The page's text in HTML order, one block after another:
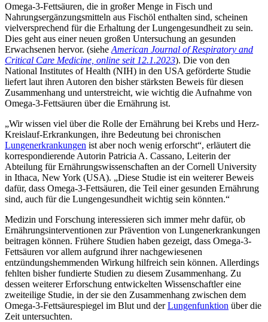
Omega-3-Fettsäuren, die in großer Menge in Fisch und
Nahrungsergänzungsmitteln aus Fischöl enthalten sind, scheinen
vielversprechend für die Erhaltung der Lungengesundheit zu sein.
Dies geht aus einer neuen großen Untersuchung an gesunden
Erwachsenen hervor. (siehe American Journal of Respiratory and
Critical Care Medicine, online seit 12.1.2023). Die von den
National Institutes of Health (NIH) in den USA geförderte Studie
liefert laut ihren Autoren den bisher stärksten Beweis für diesen
Zusammenhang und unterstreicht, wie wichtig die Aufnahme von
Omega-3-Fettsäuren über die Ernährung ist.
„Wir wissen viel über die Rolle der Ernährung bei Krebs und Herz-
Kreislauf-Erkrankungen, ihre Bedeutung bei chronischen
Lungenerkrankungen ist aber noch wenig erforscht“, erläutert die
korrespondierende Autorin Patricia A. Cassano, Leiterin der
Abteilung für Ernährungswissenschaften an der Cornell University
in Ithaca, New York (USA). „Diese Studie ist ein weiterer Beweis
dafür, dass Omega-3-Fettsäuren, die Teil einer gesunden Ernährung
sind, auch für die Lungengesundheit wichtig sein könnten.“
Medizin und Forschung interessieren sich immer mehr dafür, ob
Ernährungsinterventionen zur Prävention von Lungenerkrankungen
beitragen können. Frühere Studien haben gezeigt, dass Omega-3-
Fettsäuren vor allem aufgrund ihrer nachgewiesenen
entzündungshemmenden Wirkung hilfreich sein können. Allerdings
fehlten bisher fundierte Studien zu diesem Zusammenhang. Zu
dessen weiterer Erforschung entwickelten Wissenschaftler eine
zweiteilige Studie, in der sie den Zusammenhang zwischen dem
Omega-3-Fettsäurespiegel im Blut und derLungenfunktion über die
Zeit untersuchten.